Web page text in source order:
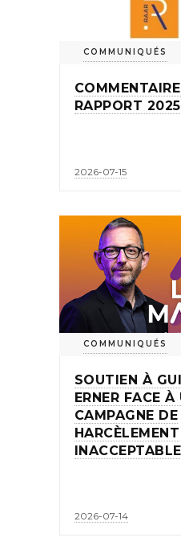
COMMUNIQUÉS
RAPPORT
2026-07-15
COMMUNIQUÉS
SOUTIEN À
ERNER FACE À
CAMPAGNE DE
HARCÈLEMENT
INACCEPTABLE
2026-07-14